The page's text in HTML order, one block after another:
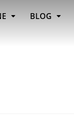
BLOG